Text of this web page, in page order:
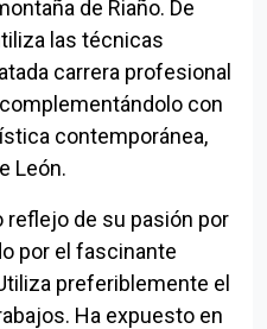
de Riaño. De
las técnicas
carrera profesional
con
contemporánea,
León.
reflejo de su pasión por
por el fascinante
preferiblemente el
Ha expuesto en